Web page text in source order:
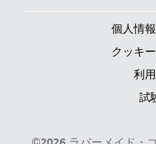
個人情
クッキ
利
試